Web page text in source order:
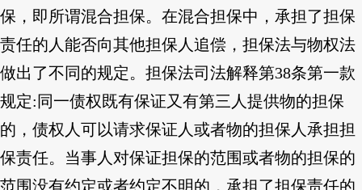
保，即所谓混合担保。在混合担保中，承担了担保
责任的人能否向其他担保人追偿，担保法与物权法
做出了不同的规定。担保法司法解释第38条第一款
规定:同一债权既有保证又有第三人提供物的担保
的，债权人可以请求保证人或者物的担保人承担担
保责任。当事人对保证担保的范围或者物的担保的
范围没有约定或者约定不明的，承担了担保责任的